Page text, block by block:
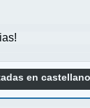
en